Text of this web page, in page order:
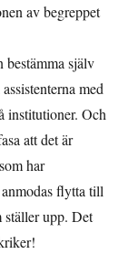
av begreppet
bestämma själv
med
institutioner. Och
att det är
har
flytta till
ställer upp. Det